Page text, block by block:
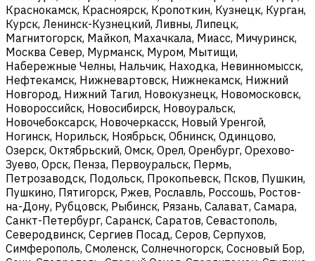
Краснокамск, Красноярск, Кропоткин, Кузнецк, Курган,
Курск, Ленинск-Кузнецкий, Ливны, Липецк,
Магнитогорск, Майкоп, Махачкала, Миасс, Мичуринск,
Москва Север, Мурманск, Муром, Мытищи,
Набережные Челны, Нальчик, Находка, Невинномысск,
Нефтекамск, Нижневартовск, Нижнекамск, Нижний
Новгород, Нижний Тагил, Новокузнецк, Новомосковск,
Новороссийск, Новосибирск, Новоуральск,
Новочебоксарск, Новочеркасск, Новый Уренгой,
Ногинск, Норильск, Ноябрьск, Обнинск, Одинцово,
Озерск, Октябрьский, Омск, Орел, Оренбург, Орехово-
Зуево, Орск, Пенза, Первоуральск, Пермь,
Петрозаводск, Подольск, Прокопьевск, Псков, Пушкин,
Пушкино, Пятигорск, Ржев, Рославль, Россошь, Ростов-
на-Дону, Рубцовск, Рыбинск, Рязань, Салават, Самара,
Санкт-Петербург, Саранск, Саратов, Севастополь,
Северодвинск, Сергиев Посад, Серов, Серпухов,
Симферополь, Смоленск, Солнечногорск, Сосновый Бор,